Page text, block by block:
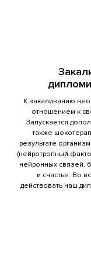
К закаливанию
отношением к
Запускается
также
результате
(нейротропный
нейронных связей,
и счастье. Во
действовать наш